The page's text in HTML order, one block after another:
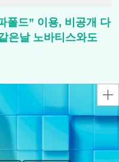
폴드” 이용, 비공개 다
은날 노바티스와도